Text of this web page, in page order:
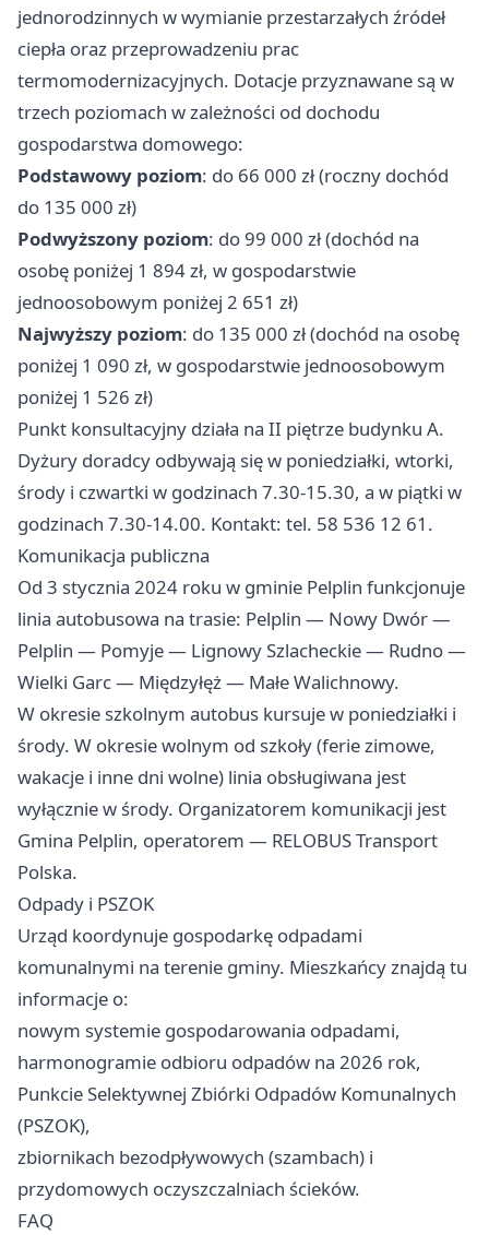
jednorodzinnych w wymianie przestarzałych źródeł
ciepła oraz przeprowadzeniu prac
termomodernizacyjnych. Dotacje przyznawane są w
trzech poziomach w zależności od dochodu
gospodarstwa domowego:
Podstawowy poziom: do 66 000 zł (roczny dochód
do 135 000 zł)
Podwyższony poziom: do 99 000 zł (dochód na
osobę poniżej 1 894 zł, w gospodarstwie
jednoosobowym poniżej 2 651 zł)
Najwyższy poziom: do 135 000 zł (dochód na osobę
poniżej 1 090 zł, w gospodarstwie jednoosobowym
poniżej 1 526 zł)
Punkt konsultacyjny działa na II piętrze budynku A.
Dyżury doradcy odbywają się w poniedziałki, wtorki,
środy i czwartki w godzinach 7.30-15.30, a w piątki w
godzinach 7.30-14.00. Kontakt: tel. 58 536 12 61.
Komunikacja publiczna
Od 3 stycznia 2024 roku w gminie Pelplin funkcjonuje
linia autobusowa na trasie: Pelplin — Nowy Dwór —
Pelplin — Pomyje — Lignowy Szlacheckie — Rudno —
Wielki Garc — Międzyłęż — Małe Walichnowy.
W okresie szkolnym autobus kursuje w poniedziałki i
środy. W okresie wolnym od szkoły (ferie zimowe,
wakacje i inne dni wolne) linia obsługiwana jest
wyłącznie w środy. Organizatorem komunikacji jest
Gmina Pelplin, operatorem — RELOBUS Transport
Polska.
Odpady i PSZOK
Urząd koordynuje gospodarkę odpadami
komunalnymi na terenie gminy. Mieszkańcy znajdą tu
informacje o:
nowym systemie gospodarowania odpadami,
harmonogramie odbioru odpadów na 2026 rok,
Punkcie Selektywnej Zbiórki Odpadów Komunalnych
(PSZOK),
zbiornikach bezodpływowych (szambach) i
przydomowych oczyszczalniach ścieków.
FAQ